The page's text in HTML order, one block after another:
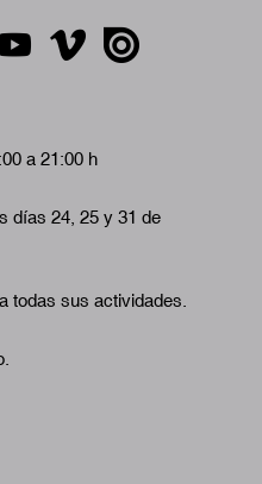
a 21:00 h
días 24, 25 y 31 de
todas sus actividades.